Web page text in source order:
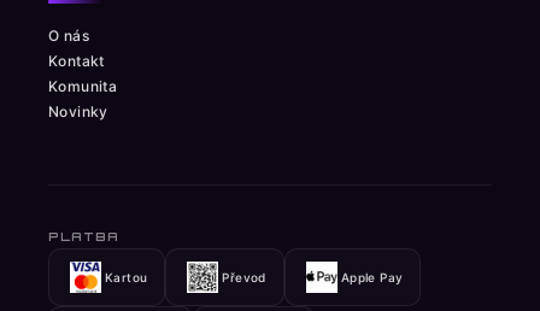
O nás
Kontakt
Komunita
Novinky
PLATBA
Kartou Převod Apple Pay